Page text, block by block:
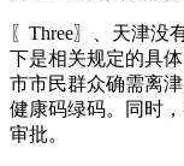
〖Three〗、天津没
下是相关规定的具
市市民群众确需离
健康码绿码。同时
审批。